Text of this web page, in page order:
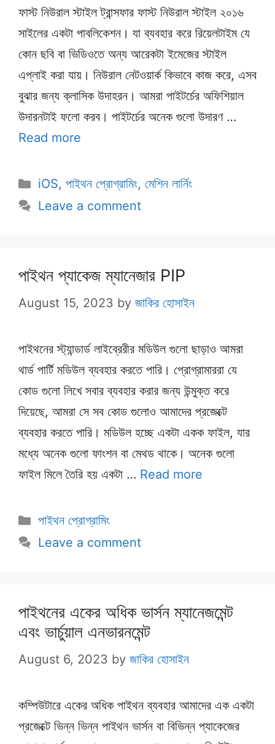
ফাস্ট নিউরাল স্টাইল ট্রান্সফার ফাস্ট নিউরাল স্টাইল ২০১৬
সাইলের একটা পাবলিকেশন। যা ব্যবহার করে রিয়েলটাইম যে
কোন ছবি বা ভিডিওতে অন্য আরেকটা ইমেজের স্টাইল
এপ্লাই করা যায়। নিউরাল নেটওয়ার্ক কিভাবে কাজ করে, এসব
বুঝার জন্য ক্লাসিক উদাহরন। আমরা পাইটর্চের অফিশিয়াল
উদারনটাই ফলো করব। পাইটর্চের অনেক গুলো উদারণ …
Read more
Categories
iOS, পাইথন প্রোগ্রামিং, মেশিন লার্নিং
Leave a comment
পাইথন প্যাকেজ ম্যানেজার PIP
August 15, 2023 by জাকির হোসাইন
পাইথনের স্ট্যান্ডার্ড লাইব্রেরীর মডিউল গুলো ছাড়াও আমরা
থার্ড পার্টি মডিউল ব্যবহার করতে পারি। প্রোগ্রামাররা যে
কোড গুলো লিখে সবার ব্যবহার করার জন্য উন্মুক্ত করে
দিয়েছে, আমরা সে সব কোড গুলোও আমাদের প্রজেক্টে
ব্যবহার করতে পারি। মডিউল হচ্ছে একটা একক ফাইল, যার
মধ্যে অনেক গুলো ফাংশন বা মেথড থাকে। অনেক গুলো
ফাইল মিলে তৈরি হয় একটা … Read more
Categories
পাইথন প্রোগ্রামিং
Leave a comment
পাইথনের একের অধিক ভার্সন ম্যানেজমেন্ট
এবং ভার্চুয়াল এনভারনমেন্ট
August 6, 2023 by জাকির হোসাইন
কম্পিউটারে একের অধিক পাইথন ব্যবহার আমাদের এক একটা
প্রজেক্টে ভিন্ন ভিন্ন পাইথন ভার্সন বা বিভিন্ন প্যাকেজের